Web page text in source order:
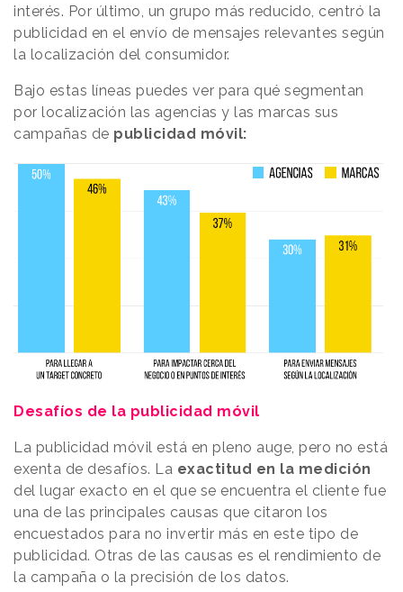
interés. Por último, un grupo más reducido, centró la
publicidad en el envío de mensajes relevantes según
la localización del consumidor.
Bajo estas líneas puedes ver para qué segmentan
por localización las agencias y las marcas sus
campañas de publicidad móvil:
Desafíos de la publicidad móvil
La publicidad móvil está en pleno auge, pero no está
exenta de desafíos. La exactitud en la medición
del lugar exacto en el que se encuentra el cliente fue
una de las principales causas que citaron los
encuestados para no invertir más en este tipo de
publicidad. Otras de las causas es el rendimiento de
la campaña o la precisión de los datos.